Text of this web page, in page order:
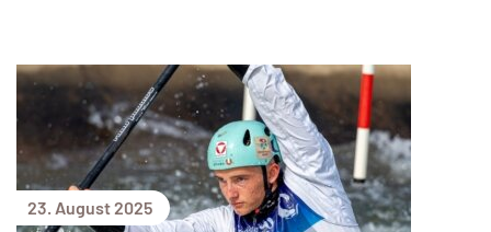
23. August 2025